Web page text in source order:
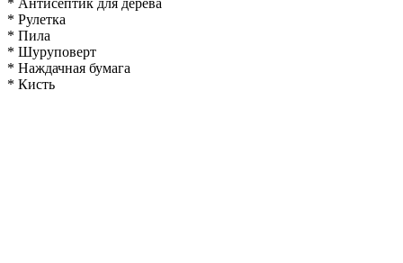
* Рулетка
* Пила
* Шуруповерт
* Наждачная бумага
* Кисть